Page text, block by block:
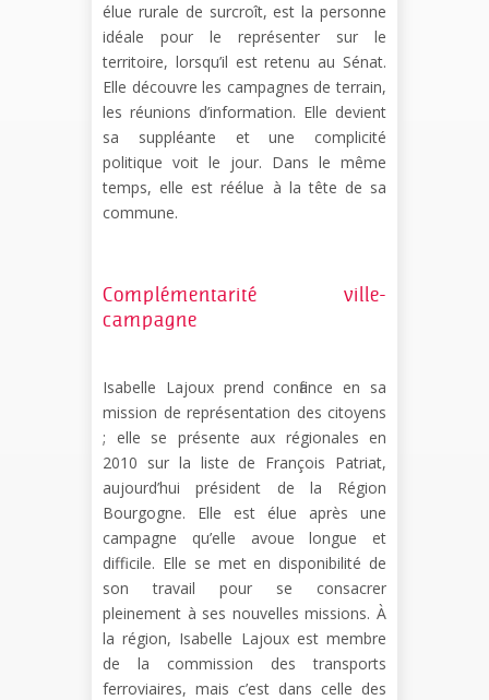
élue rurale de surcroît, est la personne
idéale pour le représenter sur le
territoire, lorsqu’il est retenu au Sénat.
Elle découvre les campagnes de terrain,
les réunions d’information. Elle devient
sa suppléante et une complicité
politique voit le jour. Dans le même
temps, elle est réélue à la tête de sa
commune.
Complémentarité ville-
campagne
Isabelle Lajoux prend confiance en sa
mission de représentation des citoyens
; elle se présente aux régionales en
2010 sur la liste de François Patriat,
aujourd’hui président de la Région
Bourgogne. Elle est élue après une
campagne qu’elle avoue longue et
difficile. Elle se met en disponibilité de
son travail pour se consacrer
pleinement à ses nouvelles missions. À
la région, Isabelle Lajoux est membre
de la commission des transports
ferroviaires, mais c’est dans celle des